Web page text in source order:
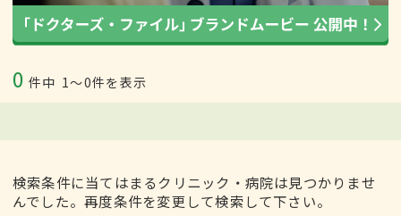
0 件中 1〜0件を表示
検索条件に当てはまるクリニック・病院は見つかりませ
んでした。再度条件を変更して検索して下さい。